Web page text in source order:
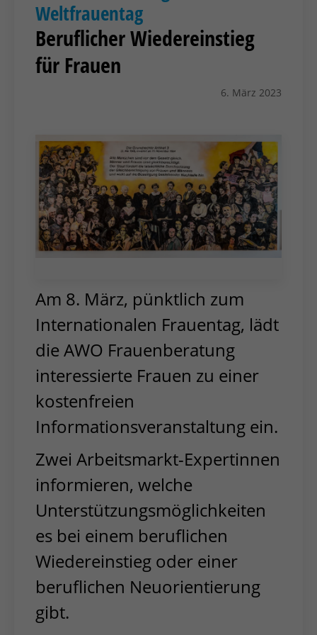
Weltfrauentag
Beruflicher Wiedereinstieg
für Frauen
6. März 2023
Am 8. März, pünktlich zum
Internationalen Frauentag, lädt
die AWO Frauenberatung
interessierte Frauen zu einer
kostenfreien
Informationsveranstaltung ein.
Zwei Arbeitsmarkt-Expertinnen
informieren, welche
Unterstützungsmöglichkeiten
es bei einem beruflichen
Wiedereinstieg oder einer
beruflichen Neuorientierung
gibt.